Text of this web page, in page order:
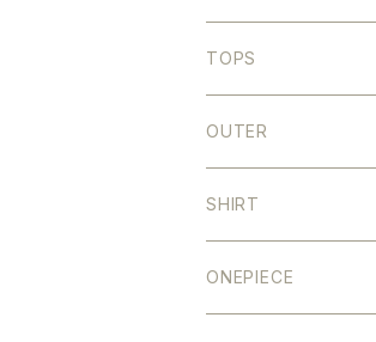
DENIM
STRIGHT
WIDE
COLOR
STRAIGHT
WIDE
TOPS
OUTER
DENIM
SHORT
SHIRT
ONEPIECE